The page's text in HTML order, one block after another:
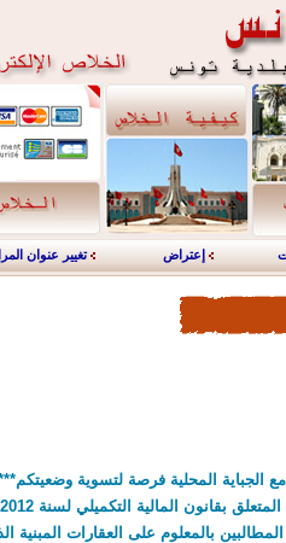
إعتراض تغيير عنوان
بالمعلوم على العقارات المبنية